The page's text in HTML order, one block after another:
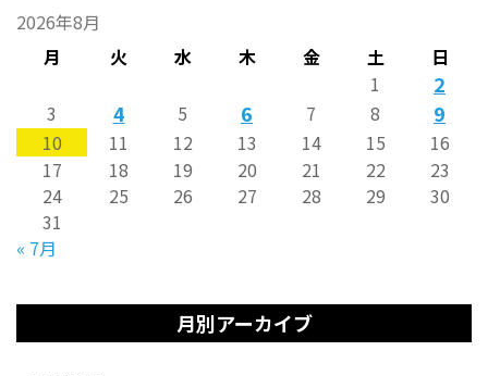
2026年8月
月
火 水 木 金 土 日
« 7月
1 2
3 4 5 6 7 8 9
10 11 12 13 14 15
16
17
18 19 20 21 22
23
24
25 26 27 28 29
30
31
月別アーカイブ